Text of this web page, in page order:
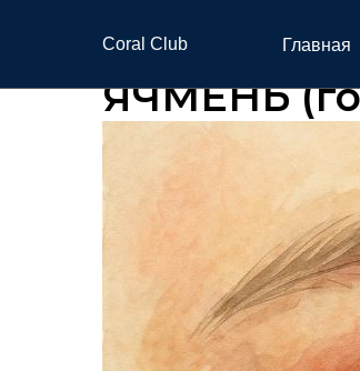
Coral Club Главная
ЯЧМЕНЬ